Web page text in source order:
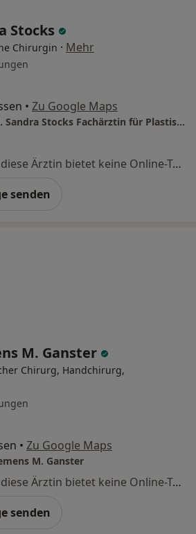
Stocks
Chirurgin · Mehr
• Zu Google Maps
Fachklinik Dr.med. Sandra Stocks Fachärztin für Plastische- und Ästhetische Chirurgie
Dieser Arzt bzw. diese Ärztin bietet keine Online-Terminbuchung an diesem Standort an.
senden
M. Ganster
Chirurg, Handchirurg,
• Zu Google Maps
M. Ganster
Dieser Arzt bzw. diese Ärztin bietet keine Online-Terminbuchung an diesem Standort an.
senden